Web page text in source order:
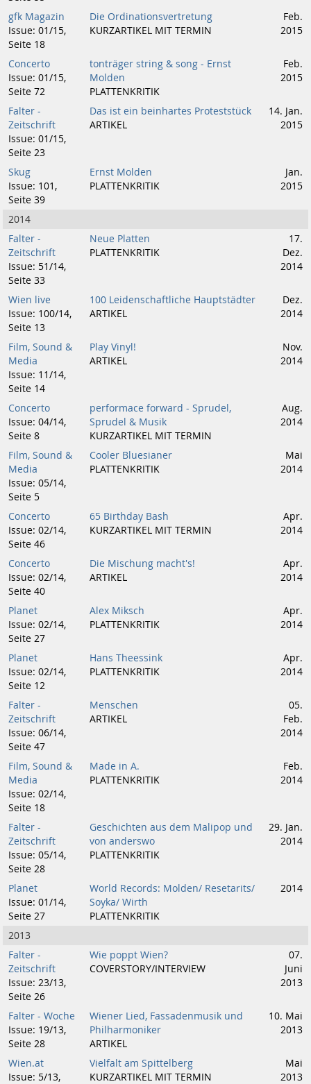
gfk Magazin
Issue: 01/15,
Seite 18
Die Ordinationsvertretung
KURZARTIKEL MIT TERMIN
Feb.
2015
Concerto
Issue: 01/15,
Seite 72
tonträger string & song - Ernst
Molden
PLATTENKRITIK
Feb.
2015
Falter -
Zeitschrift
Issue: 01/15,
Seite 23
Das ist ein beinhartes Proteststück
ARTIKEL
14. Jan.
2015
Skug
Issue: 101,
Seite 39
Ernst Molden
PLATTENKRITIK
Jan.
2015
2014
Falter -
Zeitschrift
Issue: 51/14,
Seite 33
Neue Platten
PLATTENKRITIK
17.
Dez.
2014
Wien live
Issue: 100/14,
Seite 13
100 Leidenschaftliche Hauptstädter
ARTIKEL
Dez.
2014
Film, Sound &
Media
Issue: 11/14,
Seite 14
Play Vinyl!
ARTIKEL
Nov.
2014
Concerto
Issue: 04/14,
Seite 8
performace forward - Sprudel,
Sprudel & Musik
KURZARTIKEL MIT TERMIN
Aug.
2014
Film, Sound &
Media
Issue: 05/14,
Seite 5
Cooler Bluesianer
PLATTENKRITIK
Mai
2014
Concerto
Issue: 02/14,
Seite 46
65 Birthday Bash
KURZARTIKEL MIT TERMIN
Apr.
2014
Concerto
Issue: 02/14,
Seite 40
Die Mischung macht's!
ARTIKEL
Apr.
2014
Planet
Issue: 02/14,
Seite 27
Alex Miksch
PLATTENKRITIK
Apr.
2014
Planet
Issue: 02/14,
Seite 12
Hans Theessink
PLATTENKRITIK
Apr.
2014
Falter -
Zeitschrift
Issue: 06/14,
Seite 47
Menschen
ARTIKEL
05.
Feb.
2014
Film, Sound &
Media
Issue: 02/14,
Seite 18
Made in A.
PLATTENKRITIK
Feb.
2014
Falter -
Zeitschrift
Issue: 05/14,
Seite 28
Geschichten aus dem Malipop und
von anderswo
PLATTENKRITIK
29. Jan.
2014
Planet
Issue: 01/14,
Seite 27
World Records: Molden/ Resetarits/
Soyka/ Wirth
PLATTENKRITIK
2014
2013
Falter -
Zeitschrift
Issue: 23/13,
Seite 26
Wie poppt Wien?
COVERSTORY/INTERVIEW
07.
Juni
2013
Falter - Woche
Issue: 19/13,
Seite 28
Wiener Lied, Fassadenmusik und
Philharmoniker
ARTIKEL
10. Mai
2013
Wien.at
Issue: 5/13,
Vielfalt am Spittelberg
KURZARTIKEL MIT TERMIN
Mai
2013